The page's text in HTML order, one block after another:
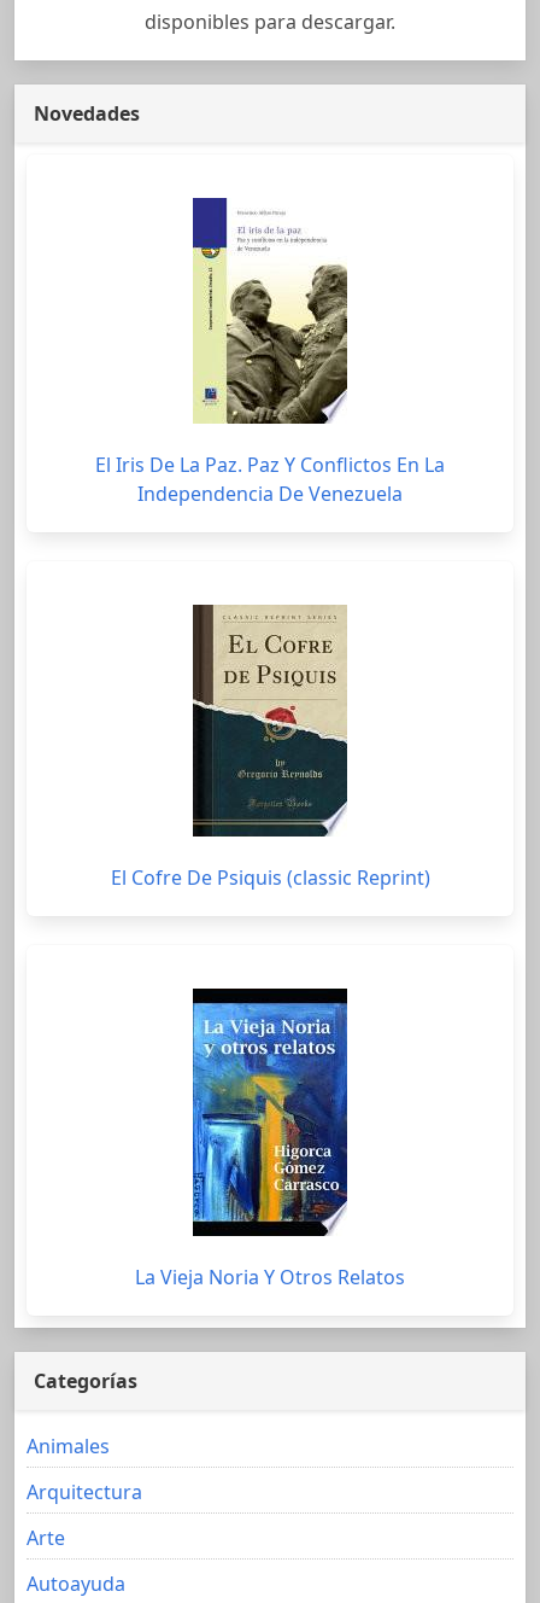
disponibles para descargar.
Novedades
El Iris De La Paz. Paz Y Conflictos En La
Independencia De Venezuela
El Cofre De Psiquis (classic Reprint)
La Vieja Noria Y Otros Relatos
Categorías
Animales
Arquitectura
Arte
Autoayuda